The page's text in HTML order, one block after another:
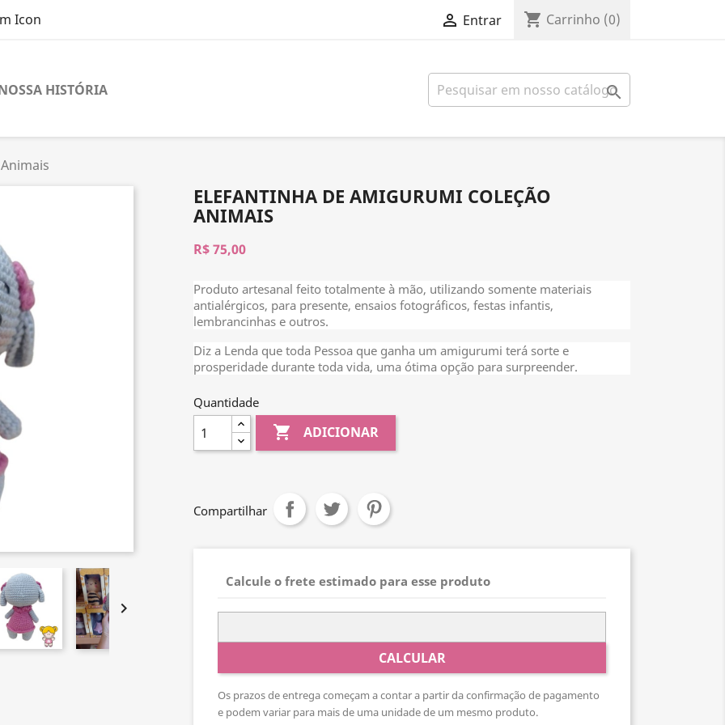
 Entrar shopping_cart Carrinho (0)
HISTÓRIA 

ELEFANTINHA DE AMIGURUMI COLEÇÃO
ANIMAIS
R$ 75,00
Produto artesanal feito totalmente à mão, utilizando somente materiais
antialérgicos, para presente, ensaios fotográficos, festas infantis,
lembrancinhas e outros.
Diz a Lenda que toda Pessoa que ganha um amigurumi terá sorte e
prosperidade durante toda vida, uma ótima opção para surpreender.
Quantidade
 ADICIONAR
Compartilhar
Calcule o frete estimado para esse produto
CALCULAR
Os prazos de entrega começam a contar a partir da confirmação de pagamento
e podem variar para mais de uma unidade de um mesmo produto.